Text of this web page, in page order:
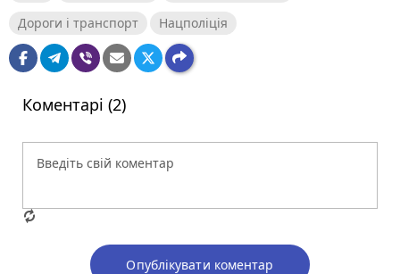
Дороги і транспорт
Нацполіція
Коментарі (2)
Опублікувати коментар